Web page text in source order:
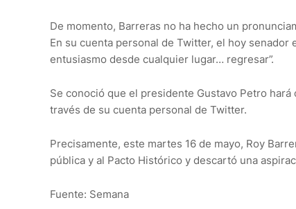
De momento, Barreras no ha hecho un
En su cuenta personal de Twitter, el hoy
entusiasmo desde cualquier lugar… regresar”.
Se conoció que el presidente Gustavo Petro
través de su cuenta personal de Twitter.
Precisamente, este martes 16 de mayo, Roy
pública y al Pacto Histórico y descartó una
Fuente: Semana